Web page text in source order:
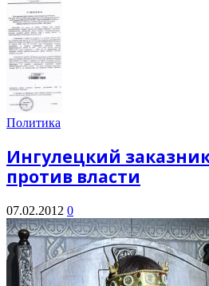
Политика
Ингулецкий
против власти
07.02.2012 0